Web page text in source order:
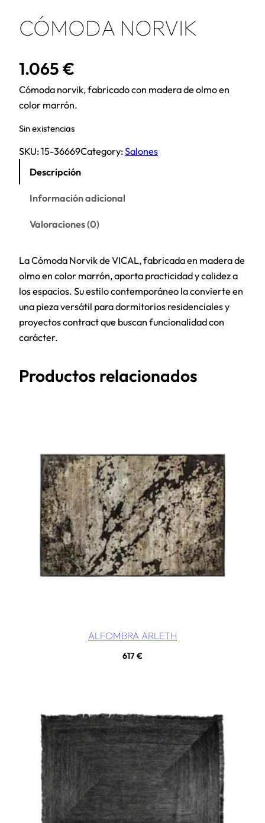
CÓMODA NORVIK
1.065 €
Cómoda norvik, fabricado con madera de olmo en
color marrón.
Sin existencias
SKU:15-36669Category:Salones
Descripción
Información adicional
Valoraciones (0)
La Cómoda Norvik de VICAL, fabricada en madera de
olmo en color marrón, aporta practicidad y calidez a
los espacios. Su estilo contemporáneo la convierte en
una pieza versátil para dormitorios residenciales y
proyectos contract que buscan funcionalidad con
carácter.
Productos relacionados
ALFOMBRA ARLETH
617€